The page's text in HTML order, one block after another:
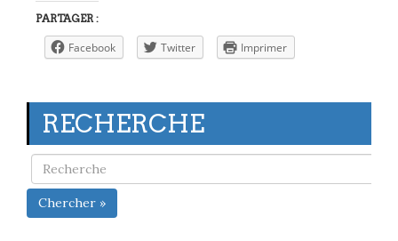
PARTAGER :
Facebook Twitter Imprimer
RECHERCHE
Chercher »